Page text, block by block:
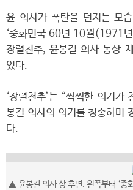
윤 의사가 폭탄을 던지는 모
‘중화민국 60년 10월(1971
장렬천추, 윤봉길 의사 동상
있다.
‘장렬천추’는 “씩씩한 의기가
봉길 의사의 의거를 칭송하며
다.
▲ 윤봉길 의사 상 후면. 왼쪽부터 ‘